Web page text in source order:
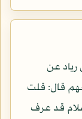
عن
قال: قلت
قد عرف